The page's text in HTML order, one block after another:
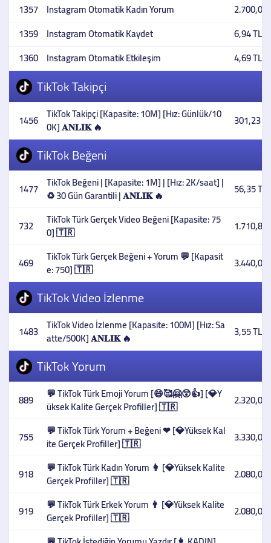
1357 Instagram Otomatik Kadın Yorum
2.700,00
1359 Instagram Otomatik Kaydet
6,94 TL
1360 Instagram Otomatik Etkileşim 4,69 TL
TikTok Takipçi
1456 TikTok Takipçi [Kapasite: 10M] [Hız: Günlük/10
0K] 𝐀𝐍𝐋𝐈𝐊 🔥 301,23 TL
TikTok Beğeni
1477 TikTok Beğeni | [Kapasite: 1M] | [Hız: 2K/saat] |
♻️ 30 Gün Garantili | 𝐀𝐍𝐋𝐈𝐊 🔥 56,35 TL
732 TikTok Türk Gerçek Video Beğeni [Kapasite: 75
0] 🇹🇷 1.710,80
469 TikTok Türk Gerçek Beğeni + Yorum 💬 [Kapasit
e: 750] 🇹🇷 3.440,00
TikTok Video İzlenme
1483 TikTok Video İzlenme [Kapasite: 100M] [Hız: Sa
atte/500K] 𝐀𝐍𝐋𝐈𝐊 🔥 3,55 TL
TikTok Yorum
889 💬 TikTok Türk Emoji Yorum [😄🥰🤗😲👍] [💎Y
üksek Kalite Gerçek Profiller] 🇹🇷 2.320,00
755 💬 TikTok Türk Yorum + Beğeni ❤ [💎Yüksek Kal
ite Gerçek Profiller] 🇹🇷 3.330,00
918 💬 TikTok Türk Kadın Yorum 👩 [💎Yüksek Kalite
Gerçek Profiller] 🇹🇷 2.080,00
919 💬 TikTok Türk Erkek Yorum 👨 [💎Yüksek Kalite
Gerçek Profiller] 🇹🇷 2.080,00